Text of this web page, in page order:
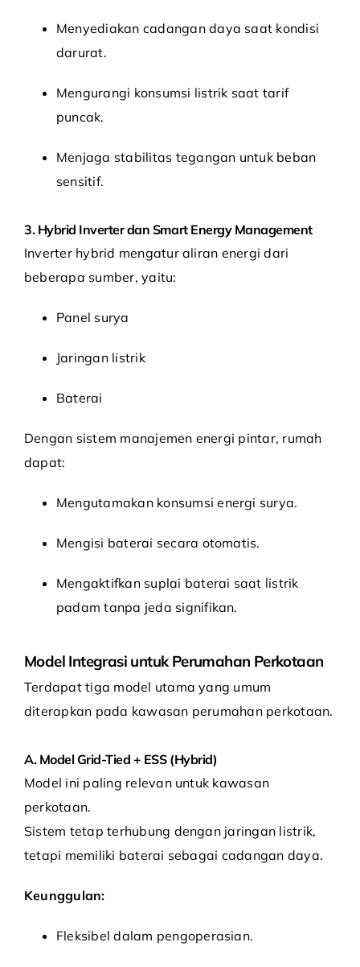
Menyediakan cadangan daya saat kondisi
darurat.
Mengurangi konsumsi listrik saat tarif
puncak.
Menjaga stabilitas tegangan untuk beban
sensitif.
3. Hybrid Inverter dan Smart Energy Management
Inverter hybrid mengatur aliran energi dari
beberapa sumber, yaitu:
Panel surya
Jaringan listrik
Baterai
Dengan sistem manajemen energi pintar, rumah
dapat:
Mengutamakan konsumsi energi surya.
Mengisi baterai secara otomatis.
Mengaktifkan suplai baterai saat listrik
padam tanpa jeda signifikan.
Model Integrasi untuk Perumahan Perkotaan
Terdapat tiga model utama yang umum
diterapkan pada kawasan perumahan perkotaan.
A. Model Grid-Tied + ESS (Hybrid)
Model ini paling relevan untuk kawasan
perkotaan.
Sistem tetap terhubung dengan jaringan listrik,
tetapi memiliki baterai sebagai cadangan daya.
Keunggulan:
Fleksibel dalam pengoperasian.